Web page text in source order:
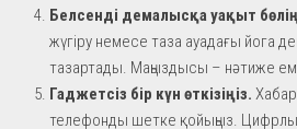
Белсенді демалысқа уақыт
жүгіру немесе таза ауадағы йога
тазартады. Маңыздысы – нәтиже
Гаджетсіз бір күн өткізіңіз.
телефонды шетке қойыңыз.